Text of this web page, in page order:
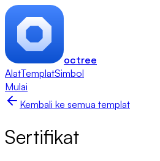
octree
AlatTemplatSimbol
Mulai
Kembali ke semua templat
Sertifikat